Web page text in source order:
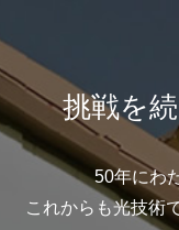
挑戦を
50年にわ
これからも光技術